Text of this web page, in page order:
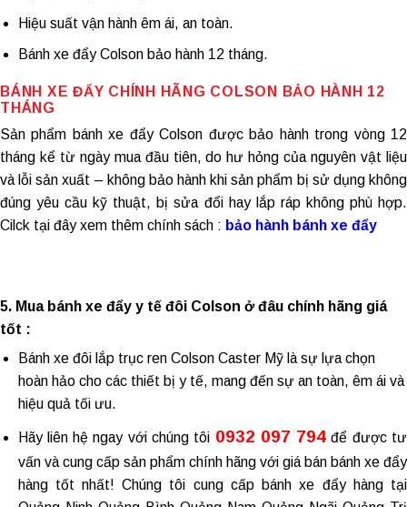
Hiệu suất vận hành êm ái, an toàn.
Bánh xe đẩy Colsonbảo hành 12 tháng.
BÁNH XE ĐẨY CHÍNH HÃNG COLSON BẢO HÀNH 12
THÁNG
Sản phẩm bánh xe đẩy Colson được bảo hành trong vòng 12
tháng kể từ ngày mua đầu tiên, do hư hỏng của nguyên vật liệu
và lỗi sản xuất – không bảo hành khi sản phẩm bị sử dụng không
đúng yêu cầu kỹ thuật, bị sửa đổi hay lắp ráp không phù hợp.
Cilck tại đây xem thêm chính sách : bảo hành bánh xe đẩy
5. Mua bánh xe đẩy y tế đôi Colson ở đâu chính hãng giá
tốt :
Bánh xe đôi lắp trục ren Colson Caster Mỹ là sự lựa chọn
hoàn hảo cho các thiết bị y tế, mang đến sự an toàn, êm ái và
hiệu quả tối ưu.
Hãy liên hệ ngay với chúng tôi 0932 097 794 để được tư
vấn và cung cấp sản phẩm chính hãng với giá bán bánh xe đẩy
hàngtốt nhất! Chúng tôi cung cấp bánh xe đẩy hàng tại